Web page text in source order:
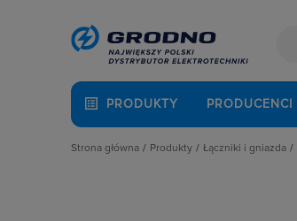
PRODUKTY PRODUCENCI
Strona główna
Produkty
Łączniki i gniazda